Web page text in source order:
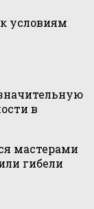
условиям
в
мастерами
гибели